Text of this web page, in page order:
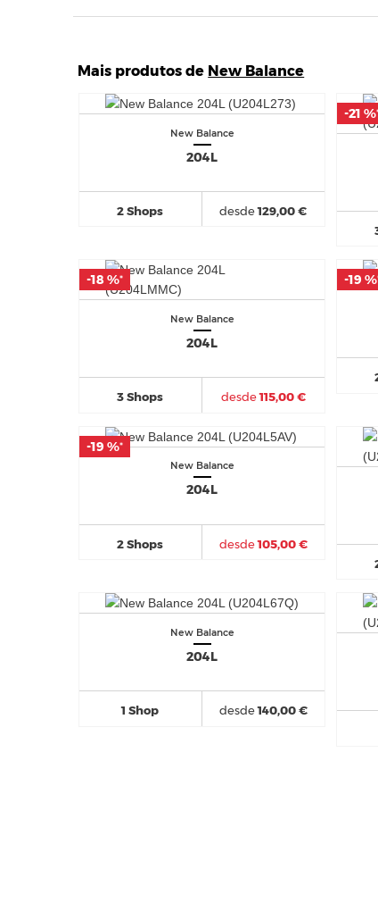
Mais produtos de New Balance
New Balance
204L
2 Shops desde129,00 €
-21 %
-21 %
New Balance
204L
3 Shops desde115,00 €
-18 %*
-18 %* -19 %
-19 %
New Balance
204L
2 Shops desde105,00 €
-19 %*
-19 %*
New Balance
204L
1 Shop desde140,00 €